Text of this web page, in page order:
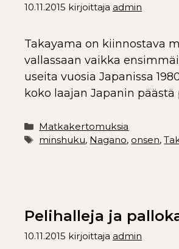
10.11.2015 kirjoittaja admin
Takayama on kiinnostava
vallassaan vaikka
useita vuosia Japanissa
koko laajan Japanin
Matkakertomuksia
minshuku, Nagano, onsen,
Pelihalleja ja
10.11.2015 kirjoittaja admin